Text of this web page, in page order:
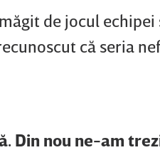
de jocul
că seria
Din nou ne-am